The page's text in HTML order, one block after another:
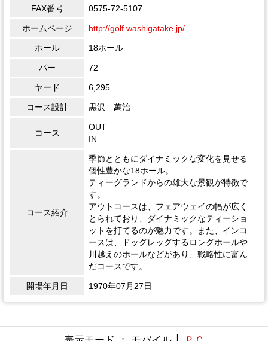
FAX番号 0575-72-5107
ホームページ http://golf.washigatake.jp/
ホール 18ホール
パー 72
ヤード 6,295
コース設計 黒沢 萬治
コース
OUT
IN
コース紹介
季節とともにダイナミックな変化を見せる
個性豊かな18ホール。
ティーグランドからの雄大な景観が特徴で
す。
アウトコースは、フェアウェイの幅が広く
とられており、ダイナミックなティーショ
ットを打てるのが魅力です。また、インコ
ースは、ドッグレッグするロングホールや
川越えのホールなどがあり、戦略性に富ん
だコースです。
開場年月日 1970年07月27日